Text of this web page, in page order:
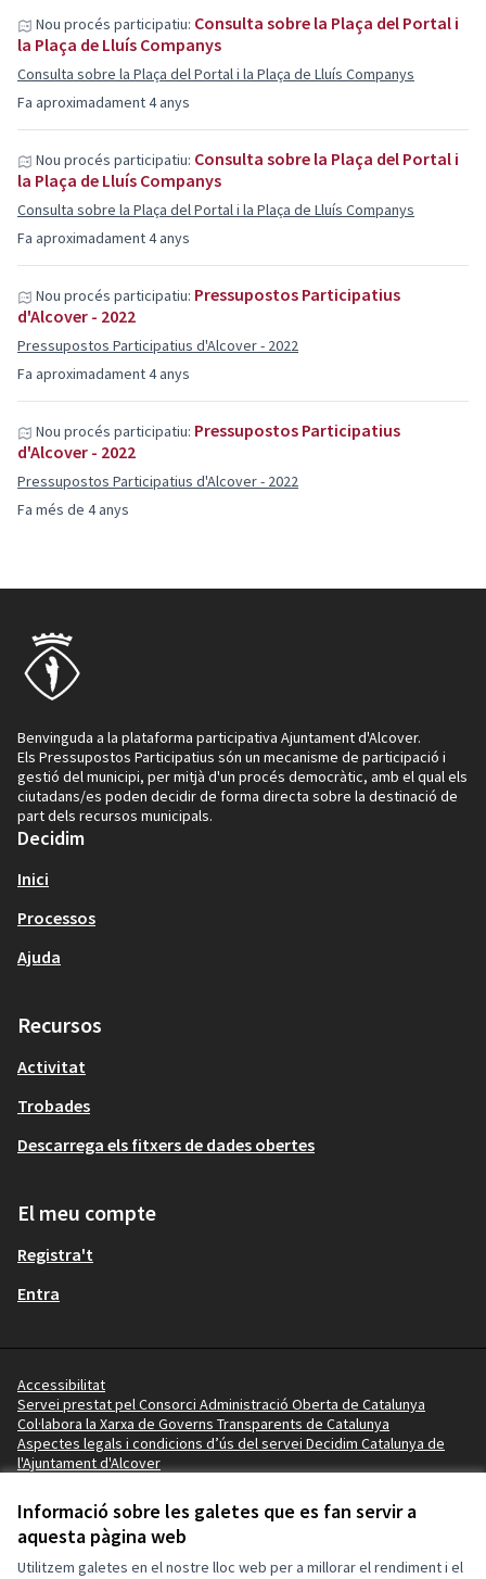
Informació sobre les galetes que es fan servir a
aquesta pàgina web
Utilitzem galetes en el nostre lloc web per a millorar el rendiment i el
Fa aproximadament 4 anys
Nou procés participatiu: Consulta sobre la Plaça del Portal i
la Plaça de Lluís Companys
Consulta sobre la Plaça del Portal i la Plaça de Lluís Companys
Fa aproximadament 4 anys
Nou procés participatiu: Consulta sobre la Plaça del Portal i
la Plaça de Lluís Companys
Consulta sobre la Plaça del Portal i la Plaça de Lluís Companys
Fa aproximadament 4 anys
Nou procés participatiu: Pressupostos Participatius
d'Alcover - 2022
Pressupostos Participatius d'Alcover - 2022
Fa més de 4 anys
Nou procés participatiu: Pressupostos Participatius
d'Alcover - 2022
Pressupostos Participatius d'Alcover - 2022
Benvinguda a la plataforma participativa Ajuntament d'Alcover.
Els Pressupostos Participatius són un mecanisme de participació i
gestió del municipi, per mitjà d'un procés democràtic, amb el qual els
ciutadans/es poden decidir de forma directa sobre la destinació de
part dels recursos municipals.
Decidim
Inici
Processos
Ajuda
Recursos
Activitat
Trobades
Descarrega els fitxers de dades obertes
El meu compte
Registra't
Entra
Accessibilitat
Servei prestat pel Consorci Administració Oberta de Catalunya
Col·labora la Xarxa de Governs Transparents de Catalunya
Aspectes legals i condicions d’ús del servei Decidim Catalunya de
l'Ajuntament d'Alcover
Termes i condicions
Configuració de les galetes
Ajuntament d'Alcover a X
(Enllaç extern)
Ajuntament d'Alcover a Facebook
(Enllaç extern)
Ajuntament d'Alcover a Instagram
(Enllaç extern)
Ajuntament d'Alcover a YouTube
(Enllaç extern)